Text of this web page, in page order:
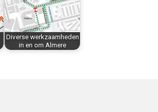
Diverse werkzaamheden
in en om Almere